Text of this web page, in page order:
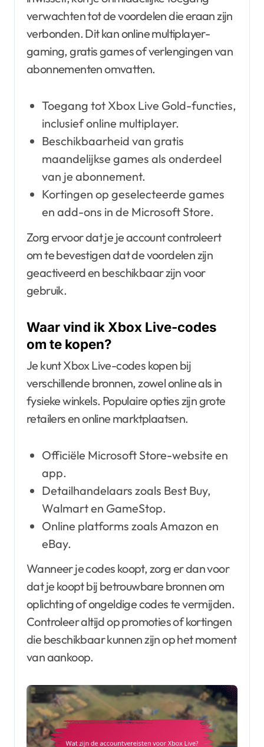
verwachten tot de voordelen die eraan zijn
verbonden. Dit kan online multiplayer-
gaming, gratis games of verlengingen van
abonnementen omvatten.
Toegang tot Xbox Live Gold-functies,
inclusief online multiplayer.
Beschikbaarheid van gratis
maandelijkse games als onderdeel
van je abonnement.
Kortingen op geselecteerde games
en add-ons in de Microsoft Store.
Zorg ervoor dat je je account controleert
om te bevestigen dat de voordelen zijn
geactiveerd en beschikbaar zijn voor
gebruik.
Waar vind ik Xbox Live-codes
om te kopen?
Je kunt Xbox Live-codes kopen bij
verschillende bronnen, zowel online als in
fysieke winkels. Populaire opties zijn grote
retailers en online marktplaatsen.
Officiële Microsoft Store-website en
app.
Detailhandelaars zoals Best Buy,
Walmart en GameStop.
Online platforms zoals Amazon en
eBay.
Wanneer je codes koopt, zorg er dan voor
dat je koopt bij betrouwbare bronnen om
oplichting of ongeldige codes te vermijden.
Controleer altijd op promoties of kortingen
die beschikbaar kunnen zijn op het moment
van aankoop.